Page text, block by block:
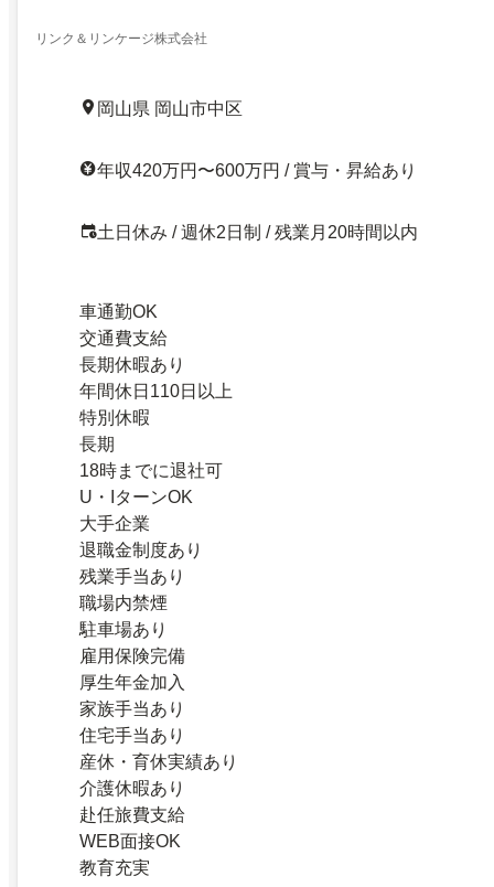
リンク＆リンケージ株式会社
岡山県 岡山市中区
年収420万円〜600万円 / 賞与・昇給あり
土日休み / 週休2日制 / 残業月20時間以内
車通勤OK
交通費支給
長期休暇あり
年間休日110日以上
特別休暇
長期
18時までに退社可
U・IターンOK
大手企業
退職金制度あり
残業手当あり
職場内禁煙
駐車場あり
雇用保険完備
厚生年金加入
家族手当あり
住宅手当あり
産休・育休実績あり
介護休暇あり
赴任旅費支給
WEB面接OK
教育充実